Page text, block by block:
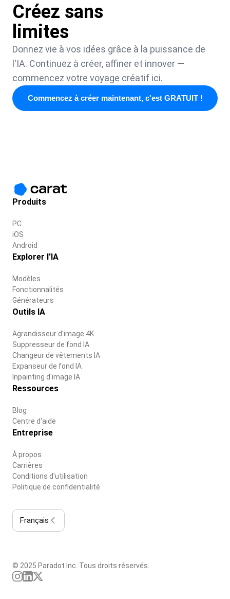
Créez sans
limites
Donnez vie à vos idées grâce à la puissance de
l'IA. Continuez à créer, affiner et innover —
commencez votre voyage créatif ici.
Commencez à créer maintenant, c'est GRATUIT !
Produits
PC
iOS
Android
Explorer l'IA
Modèles
Fonctionnalités
Générateurs
Outils IA
Agrandisseur d'image 4K
Suppresseur de fond IA
Changeur de vêtements IA
Expanseur de fond IA
Inpainting d'image IA
Ressources
Blog
Centre d'aide
Entreprise
À propos
Carrières
Conditions d'utilisation
Politique de confidentialité
Français
© 2025 Paradot Inc. Tous droits réservés.